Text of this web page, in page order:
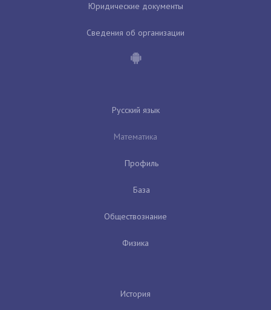
Юридические документы
Сведения об организации
Русский язык
Математика
Профиль
База
Обществознание
Физика
История